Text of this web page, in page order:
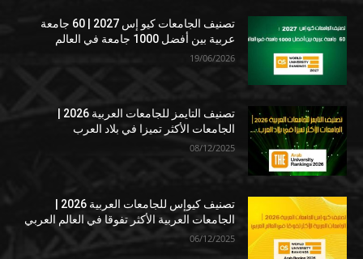
تصنيف الجامعات كيو إس 2027 | 60 جامعة
عربية بين أفضل 1000 جامعة في العالم
19/06/2026
الجامعات الأكثر تميزا في بلاد العرب
08/12/2025
الجامعات العربية الأكثر تفوقا في العالم العربي
06/12/2025